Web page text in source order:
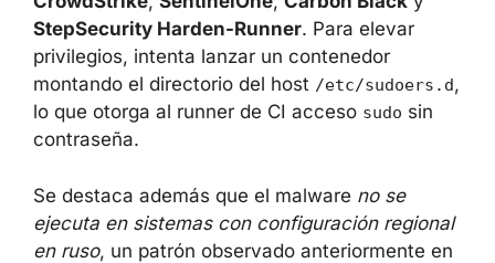
presencia de soluciones de protección de
endpoints comoCrowdStrike,SentinelOne
Carbon BlackyStepSecurity Harden-
Runner. Para elevar privilegios, intenta lanzar
un contenedor montando el directorio del host
accesosudosin contraseña.
Se destaca además que el malwareno se